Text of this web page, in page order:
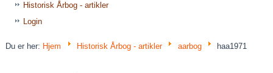
Historisk Årbog - artikler
Login
Du er her: Hjem Historisk Årbog - artikler aarbog haa1971